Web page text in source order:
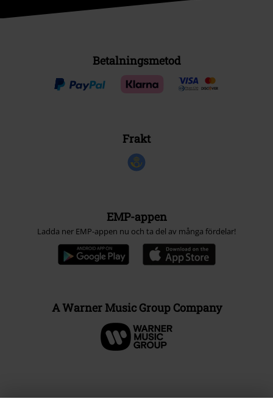
Betalningsmetod
Frakt
EMP-appen
Ladda ner EMP-appen nu och ta del av många fördelar!
A Warner Music Group Company